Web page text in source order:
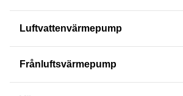
Luftvattenvärmepump
Frånluftsvärmepump